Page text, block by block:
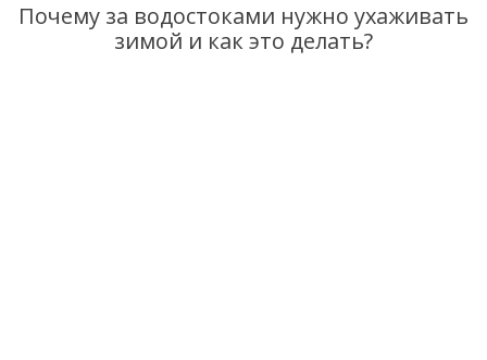
Почему за водостоками нужно ухаживать
зимой и как это делать?